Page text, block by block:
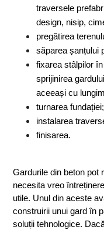
traversele
design, nisip,
pregătirea
săparea șanțului
fixarea stâlpilor
sprijinirea
aceeași cu
turnarea fundației;
instalarea
finisarea.
Gardurile din beton pot
necesita vreo
utile. Unul din aceste
construirii unui gard în
soluții tehnologice.